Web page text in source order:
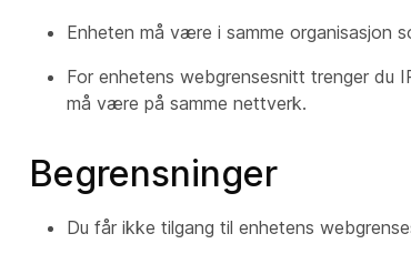
Enheten må være i samme organisasjon
For enhetens webgrensesnitt trenger du
må være på samme nettverk.
Begrensninger
Du får ikke tilgang til enhetens